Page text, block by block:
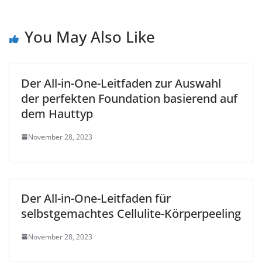
You May Also Like
Der All-in-One-Leitfaden zur Auswahl
der perfekten Foundation basierend auf
dem Hauttyp
November 28, 2023
Der All-in-One-Leitfaden für
selbstgemachtes Cellulite-Körperpeeling
November 28, 2023